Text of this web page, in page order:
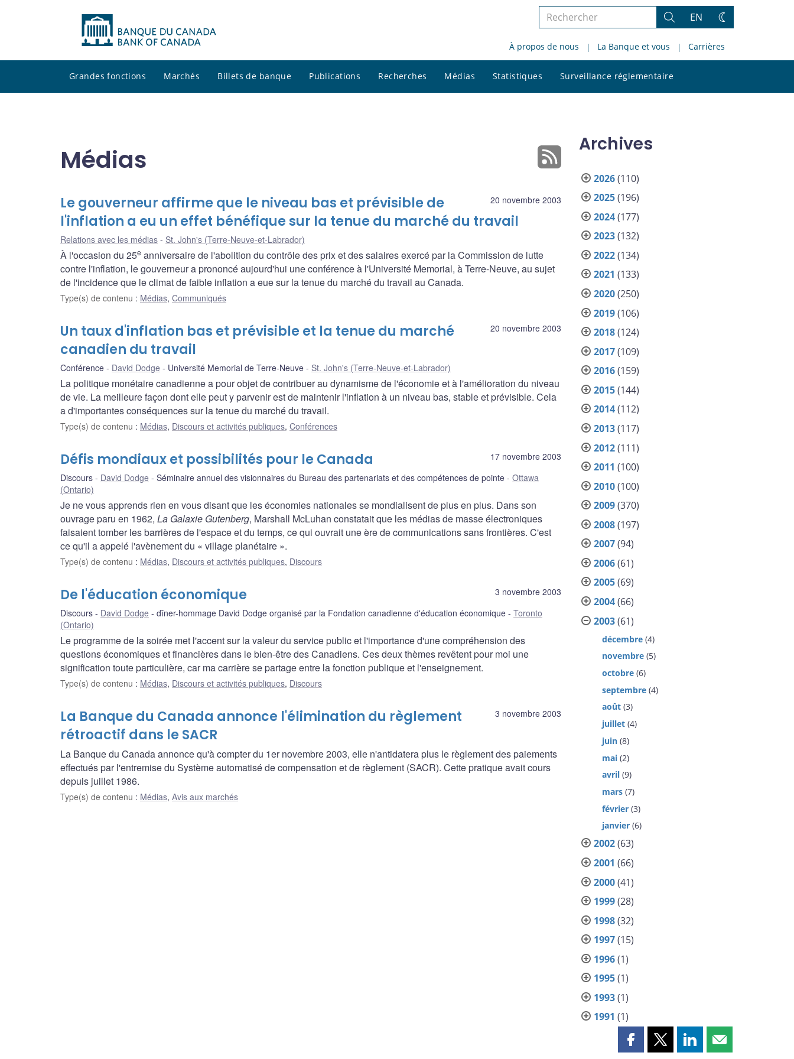
Rechercher
le
site
Rechercher
EN
Changez
thème
À propos de nous La Banque et vous Carrières
Grandes fonctions Marchés Billets de banque Publications Recherches Médias Statistiques Surveillance réglementaire
le
Médias
20 novembre 2003
Le gouverneur affirme que le niveau bas et prévisible de
l'inflation a eu un effet bénéfique sur la tenue du marché du travail
Relations avec les médias St. John's (Terre-Neuve-et-Labrador)
À l'occasion du 25e anniversaire de l'abolition du contrôle des prix et des salaires exercé par la Commission de lutte
contre l'inflation, le gouverneur a prononcé aujourd'hui une conférence à l'Université Memorial, à Terre-Neuve, au sujet
de l'incidence que le climat de faible inflation a eue sur la tenue du marché du travail au Canada.
Type(s) de contenu : Médias, Communiqués
20 novembre 2003
Un taux d'inflation bas et prévisible et la tenue du marché
canadien du travail
Conférence David Dodge Université Memorial de Terre-Neuve St. John's (Terre-Neuve-et-Labrador)
La politique monétaire canadienne a pour objet de contribuer au dynamisme de l'économie et à l'amélioration du niveau
de vie. La meilleure façon dont elle peut y parvenir est de maintenir l'inflation à un niveau bas, stable et prévisible. Cela
a d'importantes conséquences sur la tenue du marché du travail.
Type(s) de contenu : Médias, Discours et activités publiques, Conférences
17 novembre 2003
Défis mondiaux et possibilités pour le Canada
Discours David Dodge Séminaire annuel des visionnaires du Bureau des partenariats et des compétences de pointe
Ottawa
(Ontario)
Je ne vous apprends rien en vous disant que les économies nationales se mondialisent de plus en plus. Dans son
ouvrage paru en 1962, La Galaxie Gutenberg, Marshall McLuhan constatait que les médias de masse électroniques
faisaient tomber les barrières de l'espace et du temps, ce qui ouvrait une ère de communications sans frontières. C'est
ce qu'il a appelé l'avènement du « village planétaire ».
Type(s) de contenu : Médias, Discours et activités publiques, Discours
3 novembre 2003
De l'éducation économique
Discours David Dodge dîner-hommage David Dodge organisé par la Fondation canadienne d'éducation économique
Toronto
(Ontario)
Le programme de la soirée met l'accent sur la valeur du service public et l'importance d'une compréhension des
questions économiques et financières dans le bien-être des Canadiens. Ces deux thèmes revêtent pour moi une
signification toute particulière, car ma carrière se partage entre la fonction publique et l'enseignement.
Type(s) de contenu : Médias, Discours et activités publiques, Discours
3 novembre 2003
La Banque du Canada annonce l'élimination du règlement
rétroactif dans le SACR
La Banque du Canada annonce qu'à compter du 1er novembre 2003, elle n'antidatera plus le règlement des paiements
effectués par l'entremise du Système automatisé de compensation et de règlement (SACR). Cette pratique avait cours
depuis juillet 1986.
Type(s) de contenu : Médias, Avis aux marchés
Archives
2026(110)
2025(196)
2024(177)
2023(132)
2022(134)
2021 (133)
2020(250)
2019(106)
2018(124)
2017(109)
2016(159)
2015(144)
2014(112)
2013(117)
2012(111)
2011 (100)
2010(100)
2009(370)
2008(197)
2007(94)
2006(61)
2005(69)
2004(66)
2003(61)
décembre (4)
novembre (5)
octobre (6)
septembre (4)
août (3)
juillet (4)
juin (8)
mai (2)
avril (9)
mars (7)
février (3)
janvier (6)
2002(63)
2001 (66)
2000(41)
1999(28)
1998(32)
1997(15)
1996(1)
1995(1)
1993(1)
1991 (1)
PartagerPartagerPartagerPartager